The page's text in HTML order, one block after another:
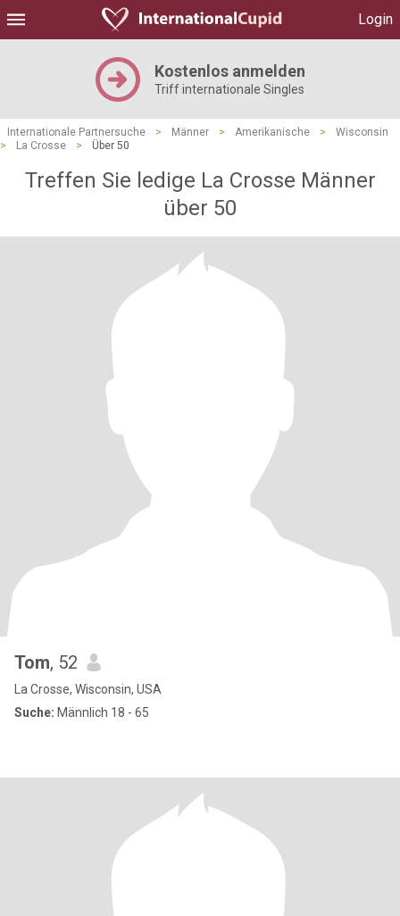
Login
Kostenlos anmelden
Triff internationale Singles
Internationale Partnersuche > Männer > Amerikanische >
Wisconsin
>
La Crosse > Über 50
Treffen Sie ledige La Crosse Männer
über 50
Tom, 52
La Crosse, Wisconsin, USA
Suche: Männlich 18 - 65